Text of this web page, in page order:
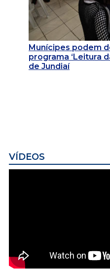
Munícipes podem
programa ‘Leitura
de Jundiaí
VÍDEOS